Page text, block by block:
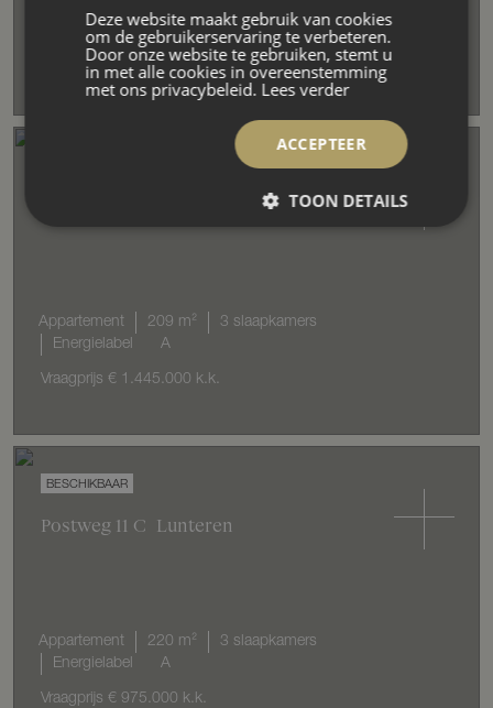
Vraagprijs€ 1.295.000k.k.
Energielabel
E
Harderwijk
Vraagprijs € 1.445.000 k.k.
Appartement 209 m²
3 slaapkamers
Energielabel
A
Postweg 11 C Lunteren
Vraagprijs € 975.000 k.k.
Appartement 220 m²
3 slaapkamers
Energielabel
A
Deze website maakt gebruik van cookies
om de gebruikerservaring te verbeteren.
Door onze website te gebruiken, stemt u
in met alle cookies in overeenstemming
met ons privacybeleid. Lees verder
ACCEPTEER
TOON DETAILS